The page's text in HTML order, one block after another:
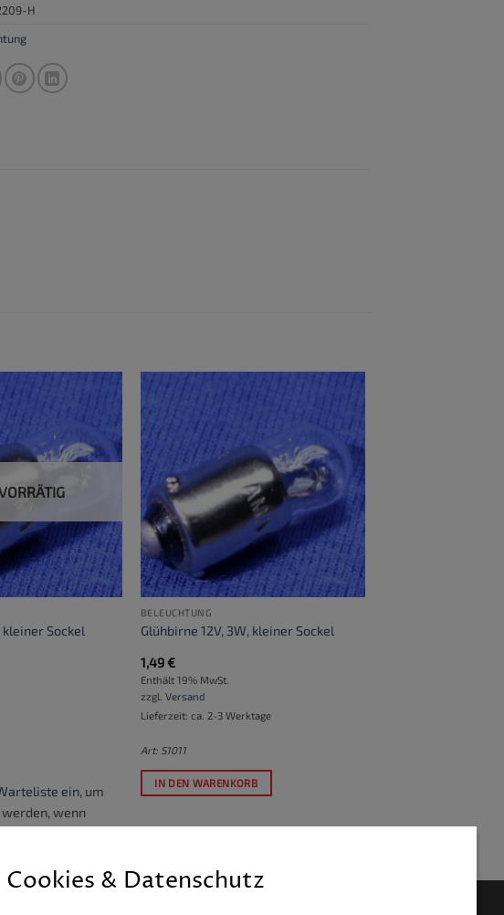
H
kleiner Sockel
ein, um
wenn
wird.
BELEUCHTUNG
Glühbirne 12V, 3W, kleiner Sockel
1,49€
Enthält 19% MwSt.
zzgl. Versand
Lieferzeit: ca. 2-3 Werktage
Art: S1011
IN DEN WARENKORB
Cookies & Datenschutz